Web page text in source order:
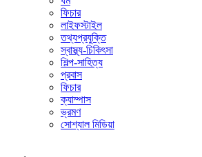
ফিচার
লাইফস্টাইল
তথ্যপ্রযুক্তি
স্বাস্থ্য-চিকিৎসা
শিল্প-সাহিত্য
প্রবাস
ফিচার
ক্যাম্পাস
ভ্রমণ
সোশ্যাল মিডিয়া